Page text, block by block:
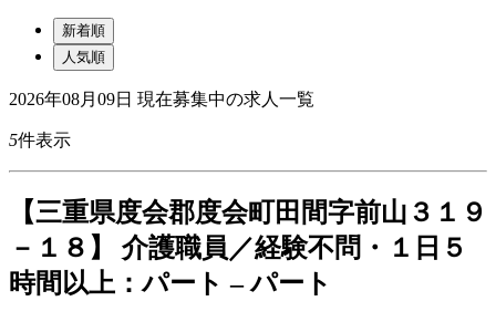
新着順
人気順
2026年08月09日 現在募集中の求人一覧
5件表示
【三重県度会郡度会町田間字前山３１９
－１８】 介護職員／経験不問・１日５
時間以上：パート – パート